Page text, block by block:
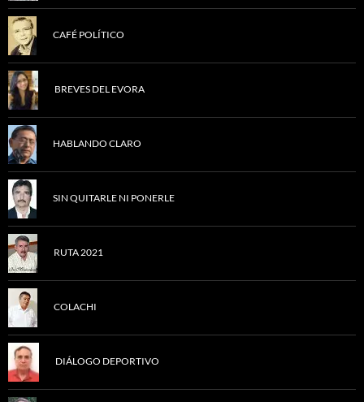
CAFÉ POLÍTICO
BREVES DEL EVORA
HABLANDO CLARO
SIN QUITARLE NI PONERLE
RUTA 2021
COLACHI
DIÁLOGO DEPORTIVO